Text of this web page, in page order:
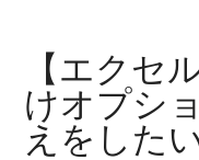
【エクセ
けオプシ
えをした